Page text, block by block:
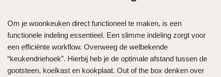
Om je woonkeuken direct functioneel te maken, is een
functionele indeling essentieel. Een slimme indeling zorgt voor
een efficiënte workflow. Overweeg de welbekende
“keukendriehoek”. Hierbij heb je de optimale afstand tussen de
gootsteen, koelkast en kookplaat. Out of the box denken over